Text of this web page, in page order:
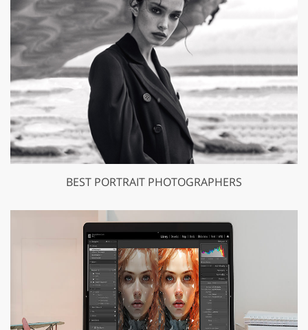
BEST PORTRAIT PHOTOGRAPHERS
GET 50% OFF CREATIVE CLOUD